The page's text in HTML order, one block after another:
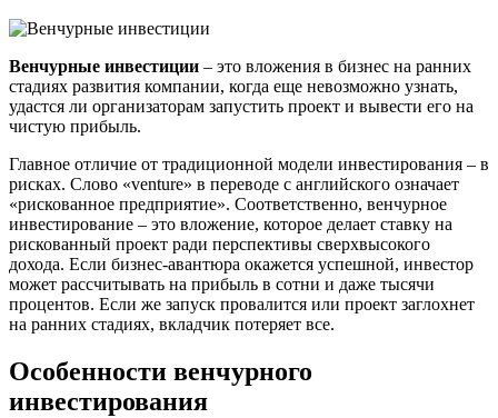
Венчурные инвестиции – это вложения в бизнес на ранних
стадиях развития компании, когда еще невозможно узнать,
удастся ли организаторам запустить проект и вывести его на
чистую прибыль.
Главное отличие от традиционной модели инвестирования – в
рисках. Слово «venture» в переводе с английского означает
«рискованное предприятие». Соответственно, венчурное
инвестирование – это вложение, которое делает ставку на
рискованный проект ради перспективы сверхвысокого
дохода. Если бизнес-авантюра окажется успешной, инвестор
может рассчитывать на прибыль в сотни и даже тысячи
процентов. Если же запуск провалится или проект заглохнет
на ранних стадиях, вкладчик потеряет все.
Особенности венчурного
инвестирования